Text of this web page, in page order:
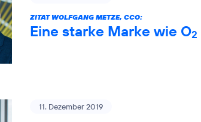
ZITAT WOLFGANG METZE, CCO:
Eine starke Marke wie O2
11. Dezember 2019